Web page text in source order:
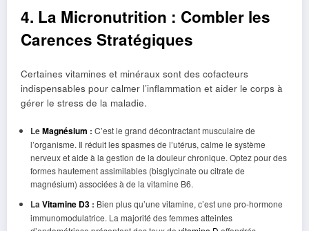
4. La Micronutrition : Combler les
Carences Stratégiques
Certaines vitamines et minéraux sont des cofacteurs
indispensables pour calmer l’inflammation et aider le corps à
gérer le stress de la maladie.
LeMagnésium : C’est le grand décontractant musculaire de
l’organisme. Il réduit les spasmes de l’utérus, calme le système
nerveux et aide à la gestion de la douleur chronique. Optez pour des
formes hautement assimilables (bisglycinate ou citrate de
magnésium) associées à de la vitamine B6.
LaVitamine D3: Bien plus qu’une vitamine, c’est une pro-hormone
immunomodulatrice. La majorité des femmes atteintes